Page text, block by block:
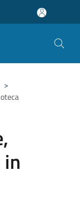
>